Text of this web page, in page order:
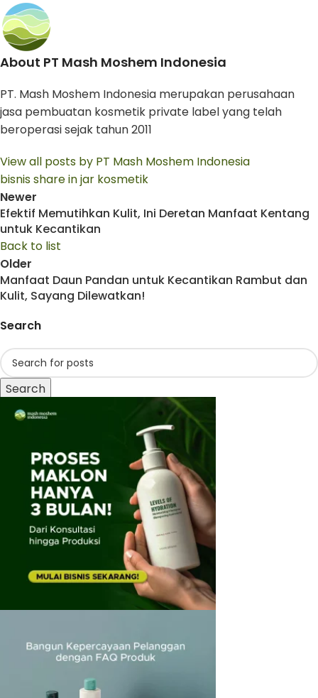
About PT Mash Moshem Indonesia
PT. Mash Moshem Indonesia merupakan perusahaan
jasa pembuatan kosmetik private label yang telah
beroperasi sejak tahun 2011
View all posts by PT Mash Moshem Indonesia
bisnis share in jar kosmetik
Newer
Efektif Memutihkan Kulit, Ini Deretan Manfaat Kentang
untuk Kecantikan
Back to list
Older
Manfaat Daun Pandan untuk Kecantikan Rambut dan
Kulit, Sayang Dilewatkan!
Search
Search